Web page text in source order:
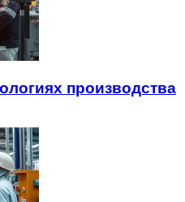
производства